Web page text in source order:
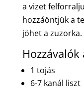
a vizet
hozzáöntjük a
jöhet a
1 tojás
6-7 kanál liszt